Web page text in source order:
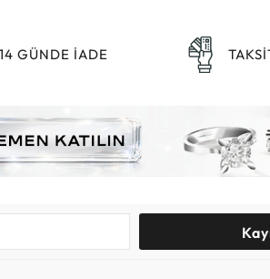
14 GÜNDE İADE